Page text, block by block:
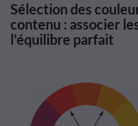
Sélection des
contenu : associer
l'équilibre parfait